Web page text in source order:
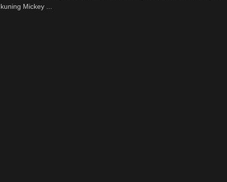
kuning Mickey ...